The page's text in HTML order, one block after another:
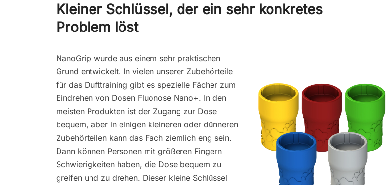
Kleiner Schlüssel, der ein sehr konkretes
Problem löst
NanoGrip wurde aus einem sehr praktischen
Grund entwickelt. In vielen unserer Zubehörteile
für das Dufttraining gibt es spezielle Fächer zum
Eindrehen von Dosen Fluonose Nano+. In den
meisten Produkten ist der Zugang zur Dose
bequem, aber in einigen kleineren oder dünneren
Zubehörteilen kann das Fach ziemlich eng sein.
Dann können Personen mit größeren Fingern
Schwierigkeiten haben, die Dose bequem zu
greifen und zu drehen. Dieser kleine Schlüssel